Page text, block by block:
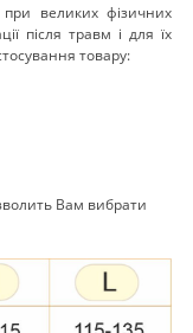
великих фізичних
після травм і для їх
товару:
Вам вибрати